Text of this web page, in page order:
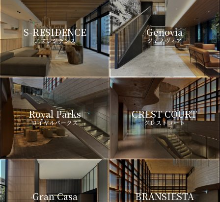
S-RESIDENCE
エスレジデンス
Genovia
ジェノヴィア
Royal Parks
ロイヤルパークス
CREST COURT
クレストコート
Gran Casa BRANSIESTA